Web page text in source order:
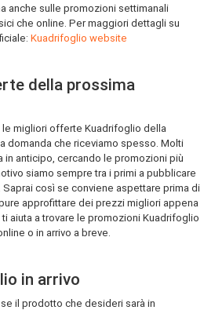
anche sulle promozioni settimanali
che online. Per maggiori dettagli su
Kuadrifoglio website
della prossima
le migliori offerte Kuadrifoglio della
domanda che riceviamo spesso. Molti
in anticipo, cercando le promozioni più
siamo sempre tra i primi a pubblicare
così se conviene aspettare prima di
approfittare dei prezzi migliori appena
aiuta a trovare le promozioni Kuadrifoglio
o in arrivo a breve.
in arrivo
il prodotto che desideri sarà in